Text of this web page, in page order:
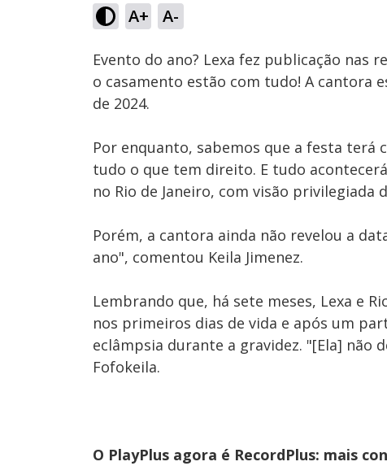
A+ A-
Ativar
Som
Evento do ano? Lexa fez publicação nas
o casamento estão com tudo! A cantora
de 2024.
Por enquanto, sabemos que a festa terá
tudo o que tem direito. E tudo
no Rio de Janeiro, com visão privilegiada
Porém, a cantora ainda não revelou a
ano", comentou Keila Jimenez.
Lembrando que, há sete meses, Lexa e
nos primeiros dias de vida e após um
eclâmpsia durante a gravidez. "[Ela]
Fofokeila.
O PlayPlus agora é RecordPlus: mais